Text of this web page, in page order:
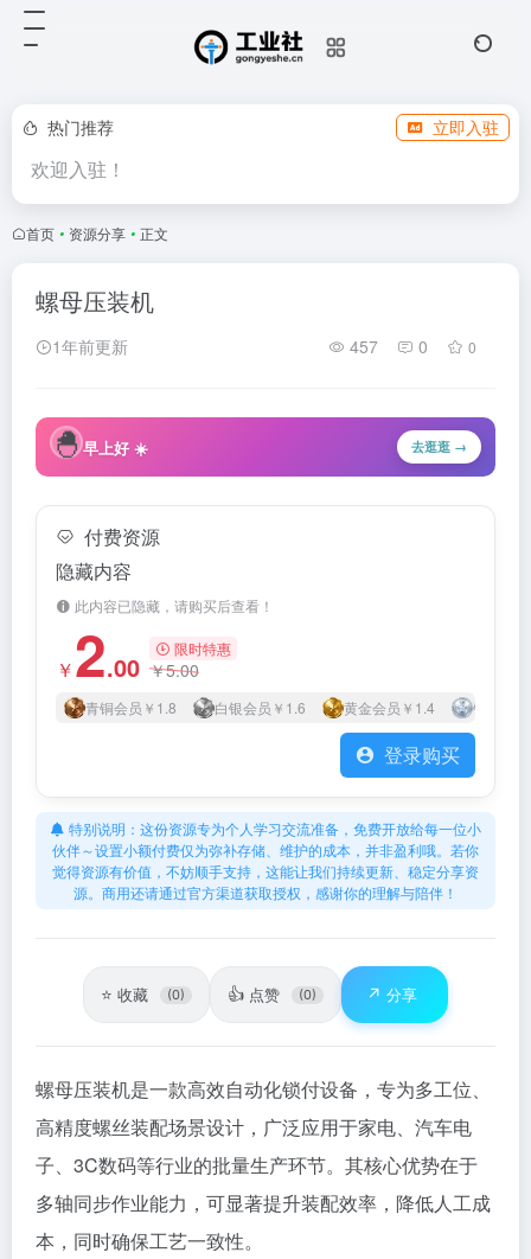
热门推荐 立即入驻
欢迎入驻！
首页 • 资源分享 • 正文
螺母压装机
1年前更新 457 0 0
🐣早上好 ☀️ 去逛逛 →
付费资源
隐藏内容
此内容已隐藏，请购买后查看！
￥2.00
限时特惠
￥5.00
青铜会员 ￥1.8 白银会员 ￥1.6 黄金会员 ￥1.4 钻石会员
登录购买
特别说明：这份资源专为个人学习交流准备，免费开放给每一位小
伙伴～设置小额付费仅为弥补存储、维护的成本，并非盈利哦。若你
觉得资源有价值，不妨顺手支持，这能让我们持续更新、稳定分享资
源。商用还请通过官方渠道获取授权，感谢你的理解与陪伴！
⭐ 收藏 (0) 👍 点赞 (0) ↗️ 分享
螺母压装机是一款高效自动化锁付设备，专为多工位、
高精度螺丝装配场景设计，广泛应用于家电、汽车电
子、3C数码等行业的批量生产环节。其核心优势在于
多轴同步作业能力，可显著提升装配效率，降低人工成
本，同时确保工艺一致性。